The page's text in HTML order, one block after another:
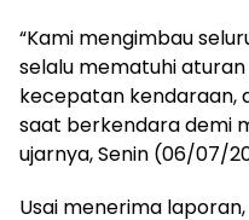
“Kami mengimbau
selalu mematuhi
kecepatan kendaraan,
saat berkendara demi
ujarnya, Senin (06/07/
Usai menerima